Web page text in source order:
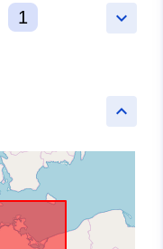
keyboard_arrow_down
1
keyboard_arrow_up